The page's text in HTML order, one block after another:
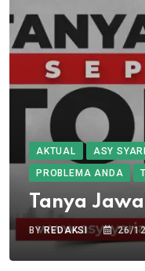
AKTUAL
ASY
PROBLEMA ANDA
Tanya
BYREDAKSI 26/